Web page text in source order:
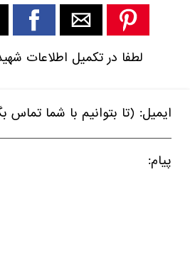
لطفا در تکمیل اطلاعات
ایمیل: (تا بتوانیم با شما تماس
پیام: